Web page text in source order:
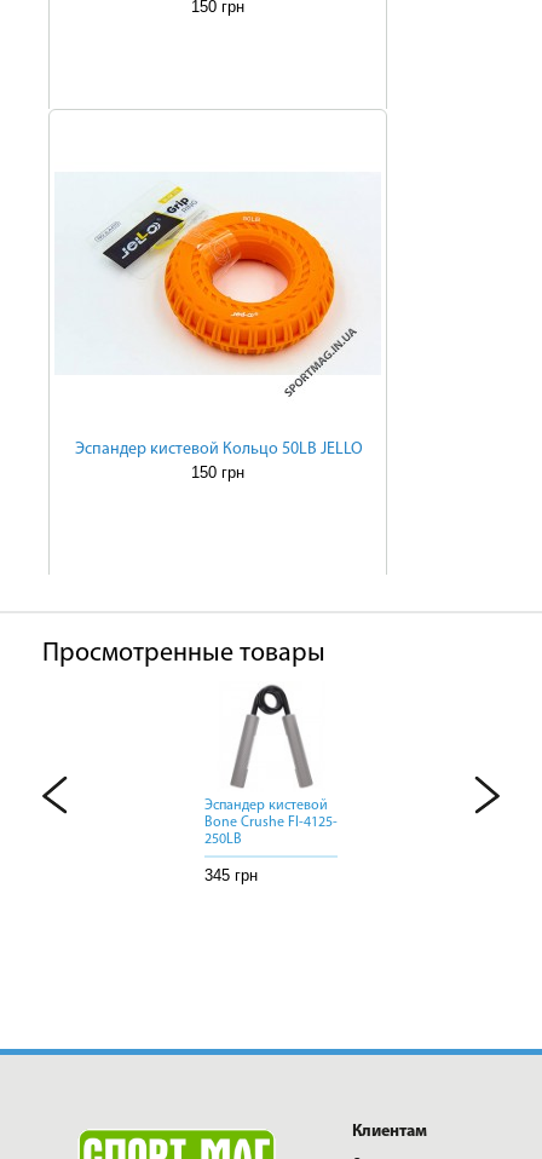
150 грн
Эспандер кистевой Кольцо 50LB JELLO
150 грн
Просмотренные товары
Эспандер кистевой
Эспандер кистевой
Bone Crushe FI-4125-
250LB
345 грн
Эспандер кистевой
Клиентам